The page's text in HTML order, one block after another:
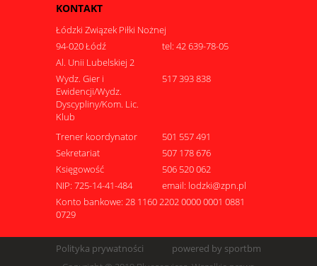
KONTAKT
Łódzki Związek Piłki Nożnej
94-020 Łódź
tel: 42 639-78-05
Al. Unii Lubelskiej 2
Wydz. Gier i
Ewidencji/Wydz.
Dyscypliny/Kom. Lic.
Klub
517 393 838
Trener koordynator
501 557 491
Sekretariat
507 178 676
Księgowość
506 520 062
NIP: 725-14-41-484
email: lodzki@zpn.pl
Konto bankowe: 28 1160 2202 0000 0001 0881
0729
Polityka prywatności
powered by sportbm